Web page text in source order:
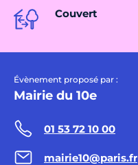
Couvert
Évènement proposé par :
Mairie du 10e
01 53 72 10 00
mairie10@paris.fr